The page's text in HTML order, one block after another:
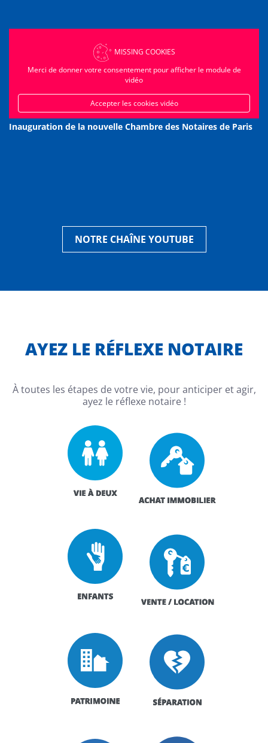
MISSING COOKIES
Merci de donner votre consentement pour afficher le module de
vidéo
Accepter les cookies vidéo
Inauguration de la nouvelle Chambre des Notaires de Paris
NOTRE CHAÎNE YOUTUBE
AYEZ LE RÉFLEXE NOTAIRE
À toutes les étapes de votre vie, pour anticiper et agir,
ayez le réflexe notaire !